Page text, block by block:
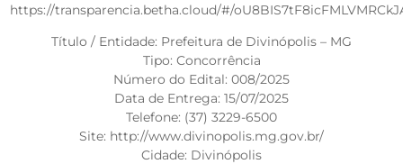
https://transparencia.betha.cloud/#/
Título / Entidade: Prefeitura de Divinópolis – MG
Tipo: Concorrência
Número do Edital: 008/2025
Data de Entrega: 15/07/2025
Telefone: (37) 3229-6500
Site: http://www.divinopolis.mg.gov.br/
Cidade: Divinópolis